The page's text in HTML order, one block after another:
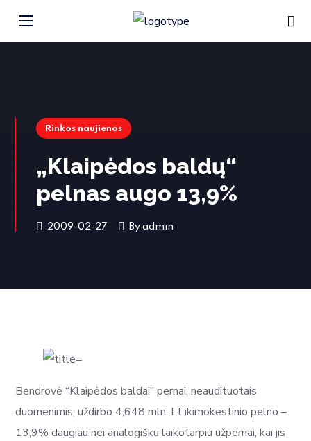
Rinkos naujienos
„Klaipėdos baldų“
pelnas augo 13,9%
2009-02-27 Byadmin
Bendrovė “Klaipėdos baldai” pernai, neaudituotais
duomenimis, uždirbo 4,648 mln. Lt ikimokestinio pelno –
13,9% daugiau nei analogišku laikotarpiu užpernai, kai jis